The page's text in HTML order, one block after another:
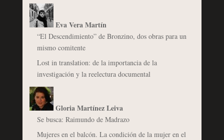
Eva Vera Martín
“El Descendimiento” de Bronzino, dos obras para un
mismo comitente
Lost in translation: de la importancia de la
investigación y la reelectura documental
Gloria Martínez Leiva
Se busca: Raimundo de Madrazo
Mujeres en el balcón. La condición de la mujer en el